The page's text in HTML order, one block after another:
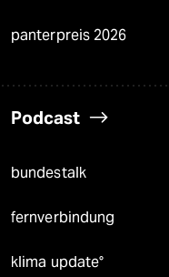
panterpreis 2026
Podcast
bundestalk
fernverbindung
klima update°